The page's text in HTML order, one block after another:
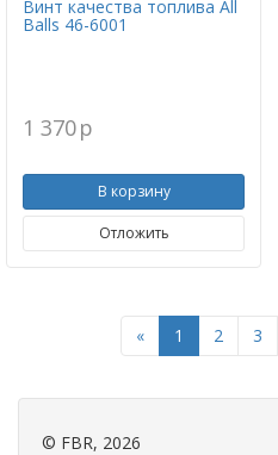
Винт качества топлива All
Balls 46-6001
1 370p
В корзину
Отложить
«Previous
1 2 3
© FBR, 2026